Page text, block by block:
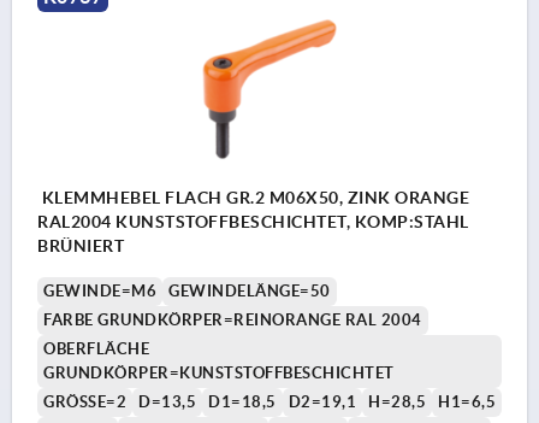
KLEMMHEBEL FLACH GR.2 M06X50, ZINK ORANGE
RAL2004 KUNSTSTOFFBESCHICHTET, KOMP:STAHL
BRÜNIERT
GEWINDE=M6
GEWINDELÄNGE=50
FARBE GRUNDKÖRPER=REINORANGE RAL 2004
OBERFLÄCHE
GRUNDKÖRPER=KUNSTSTOFFBESCHICHTET
GRÖSSE=2
D=13,5 D1=18,5 D2=19,1 H=28,5
H1=6,5